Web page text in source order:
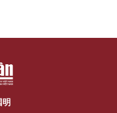
明